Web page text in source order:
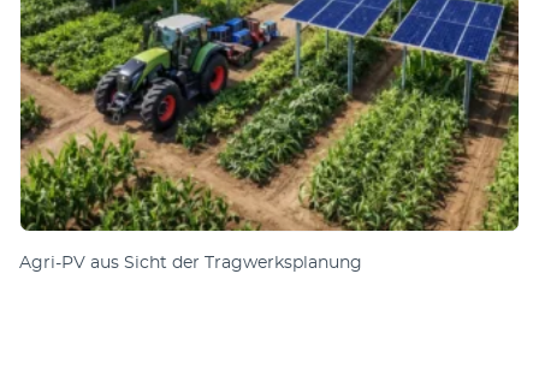
Agri-PV aus Sicht der Tragwerksplanung